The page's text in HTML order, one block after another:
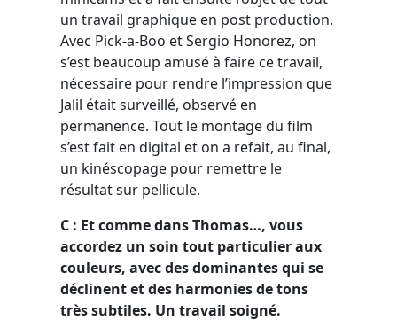
un travail graphique en post production.
Avec Pick-a-Boo et Sergio Honorez, on
s’est beaucoup amusé à faire ce travail,
nécessaire pour rendre l’impression que
Jalil était surveillé, observé en
permanence. Tout le montage du film
s’est fait en digital et on a refait, au final,
un kinéscopage pour remettre le
résultat sur pellicule.
C : Et comme dans Thomas…, vous
accordez un soin tout particulier aux
couleurs, avec des dominantes qui se
déclinent et des harmonies de tons
très subtiles. Un travail soigné.